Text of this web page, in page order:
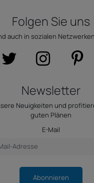
Folgen Sie uns
auch in sozialen
Newsletter
Neuigkeiten und
guten Plänen
E-Mail
Abonnieren